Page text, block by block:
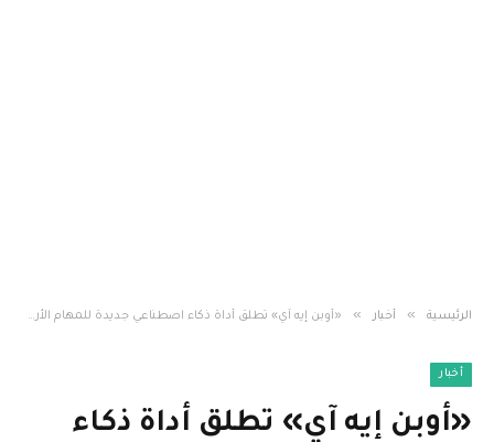
الرئيسية » أخبار » «أوبن إيه آي» تطلق أداة ذكاء اصطناعي جديدة للمهام الأرخص والأبطأ
أخبار
«أوبن إيه آي» تطلق أداة ذكاء